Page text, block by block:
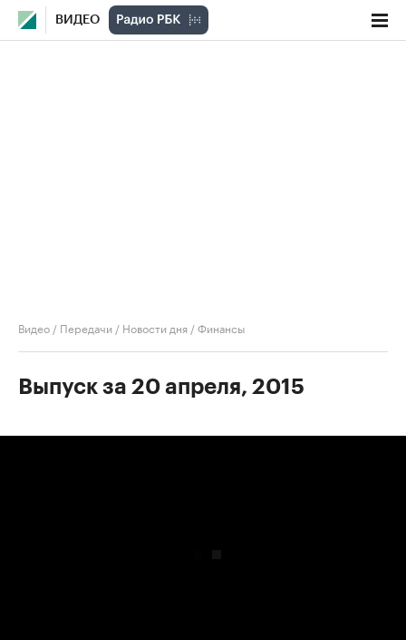
ВИДЕО
Видео / Передачи / Новости дня /Финансы
Выпуск за 20 апреля, 2015